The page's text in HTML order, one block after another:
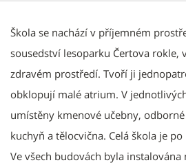
Škola se nachází v příjemném
sousedství lesoparku Čertova rokle,
zdravém prostředí. Tvoří ji
obklopují malé atrium. V
umístěny kmenové učebny,
kuchyň a tělocvična. Celá škola je
Ve všech budovách byla